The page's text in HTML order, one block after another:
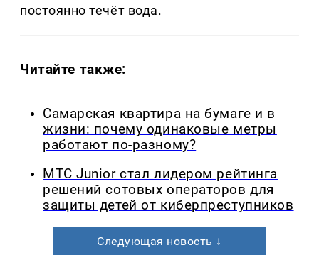
постоянно течёт вода.
Читайте также:
Самарская квартира на бумаге и в
жизни: почему одинаковые метры
работают по-разному?
МТС Junior стал лидером рейтинга
решений сотовых операторов для
защиты детей от киберпреступников
Следующая новость ↓